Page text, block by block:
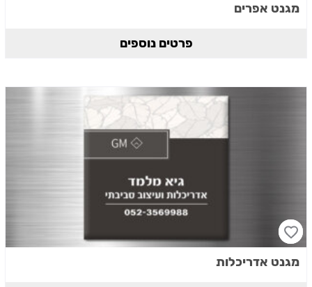
מגנט אפרים
פרטים נוספים
מגנט אדריכלות